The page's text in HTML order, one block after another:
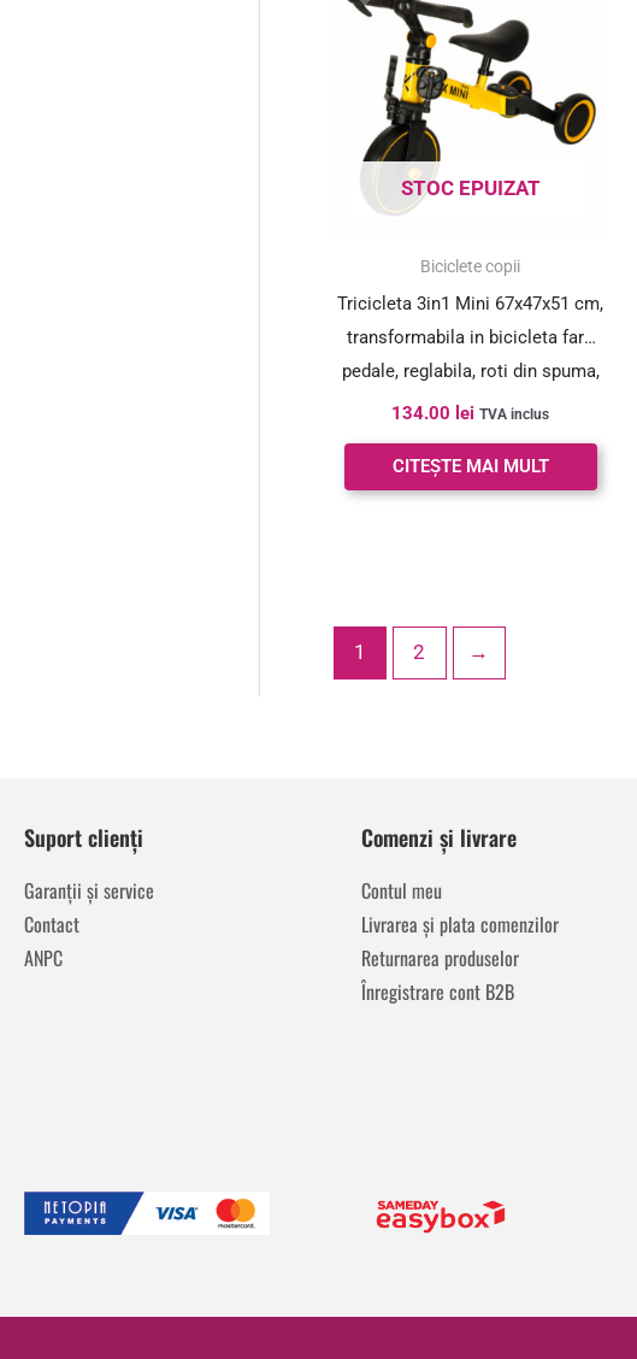
STOC EPUIZAT
Biciclete copii
Tricicleta 3in1 Mini 67x47x51 cm,
transformabila in bicicleta fara
pedale, reglabila, roti din spuma,
galben
134.00 lei TVA inclus
CITEȘTE MAI MULT
1 2 →
Suport clienți
Garanții și service
Contact
ANPC
Comenzi și livrare
Contul meu
Livrarea și plata comenzilor
Returnarea produselor
Înregistrare cont B2B